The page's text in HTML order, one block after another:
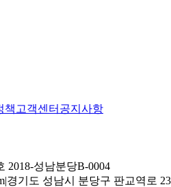
책 고객센터 공지사항
2018-성남분당B-0004
|경기도 성남시 분당구 판교역로